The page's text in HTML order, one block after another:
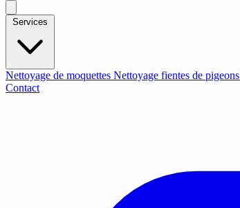
Nettoyage de moquettes Nettoyage fientes de pigeons
Contact